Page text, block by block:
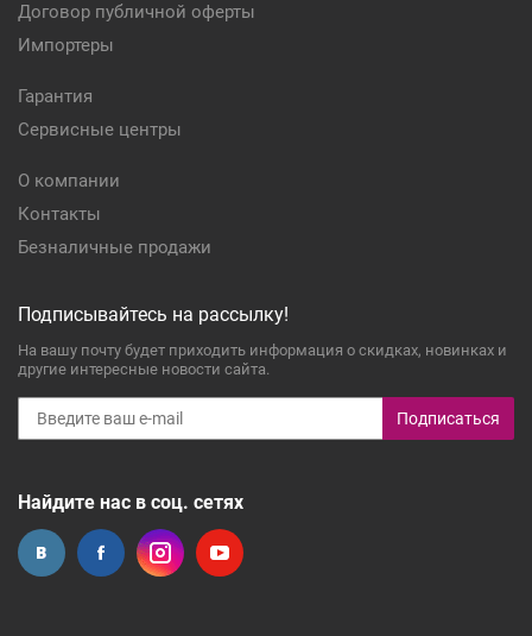
Договор публичной оферты
Импортеры
Гарантия
Сервисные центры
О компании
Контакты
Безналичные продажи
Подписывайтесь на рассылку!
На вашу почту будет приходить информация о скидках, новинках и
другие интересные новости сайта.
Подписаться
Найдите нас в соц. сетях